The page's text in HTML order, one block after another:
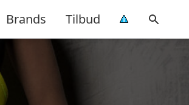
Brands Tilbud